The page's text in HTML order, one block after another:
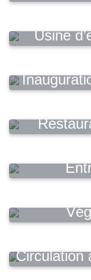
Usine
Circulation